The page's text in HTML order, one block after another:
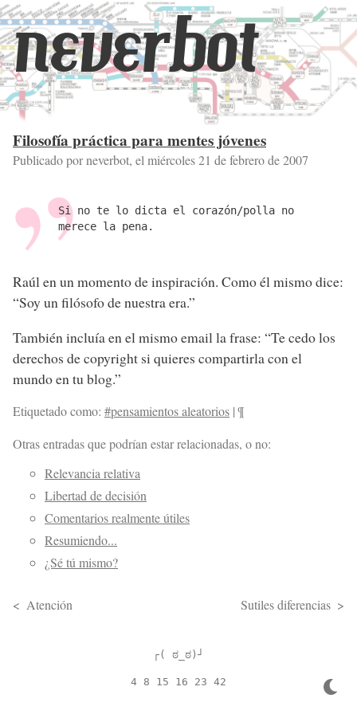
neverbot
Filosofía práctica para mentes jóvenes
Publicado por neverbot, el miércoles 21 de febrero de 2007
Si no te lo dicta el corazón/polla no
merece la pena.
Raúl en un momento de inspiración. Como él mismo dice:
“Soy un filósofo de nuestra era.”
También incluía en el mismo email la frase: “Te cedo los
derechos de copyright si quieres compartirla con el
mundo en tu blog.”
Etiquetado como: #pensamientos aleatorios |¶
Otras entradas que podrían estar relacionadas, o no:
Relevancia relativa
Libertad de decisión
Comentarios realmente útiles
Resumiendo...
¿Sé tú mismo?
Atención Sutiles diferencias
┌( ಠ_ಠ)┘
4 8 15 16 23 42